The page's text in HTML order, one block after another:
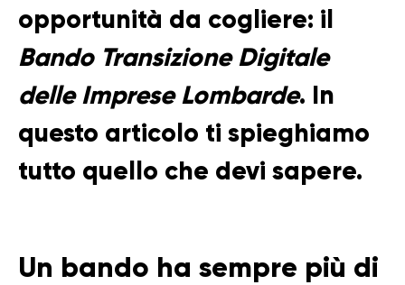
opportunità da cogliere: il
Bando Transizione Digitale
delle Imprese Lombarde. In
questo articolo ti spieghiamo
tutto quello che devi sapere.
Un bando ha sempre più di